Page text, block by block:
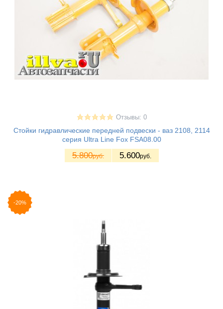
Отзывы: 0
Стойки гидравлические передней подвески - ваз 2108, 2114
серия Ultra Line Fox FSA08.00
5.800руб. 5.600руб.
-20%